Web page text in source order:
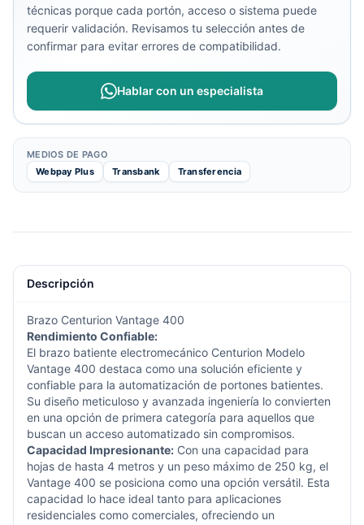
técnicas porque cada portón, acceso o sistema puede
requerir validación. Revisamos tu selección antes de
confirmar para evitar errores de compatibilidad.
Hablar con un especialista
MEDIOS DE PAGO
Webpay Plus
Transbank Transferencia
Descripción
Brazo Centurion Vantage 400
Rendimiento Confiable:
El brazo batiente electromecánico Centurion Modelo
Vantage 400 destaca como una solución eficiente y
confiable para la automatización de portones batientes.
Su diseño meticuloso y avanzada ingeniería lo convierten
en una opción de primera categoría para aquellos que
buscan un acceso automatizado sin compromisos.
Capacidad Impresionante: Con una capacidad para
hojas de hasta 4 metros y un peso máximo de 250 kg, el
Vantage 400 se posiciona como una opción versátil. Esta
capacidad lo hace ideal tanto para aplicaciones
residenciales como comerciales, ofreciendo un